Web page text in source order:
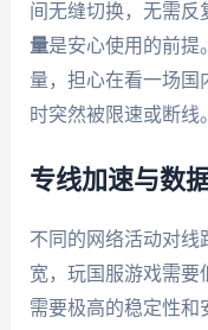
间无缝切换，无需反
量是安心使用的前提
量，担心在看一场国
时突然被限速或断线。
专线加速与数
不同的网络活动对线
宽，玩国服游戏需要
需要极高的稳定性和